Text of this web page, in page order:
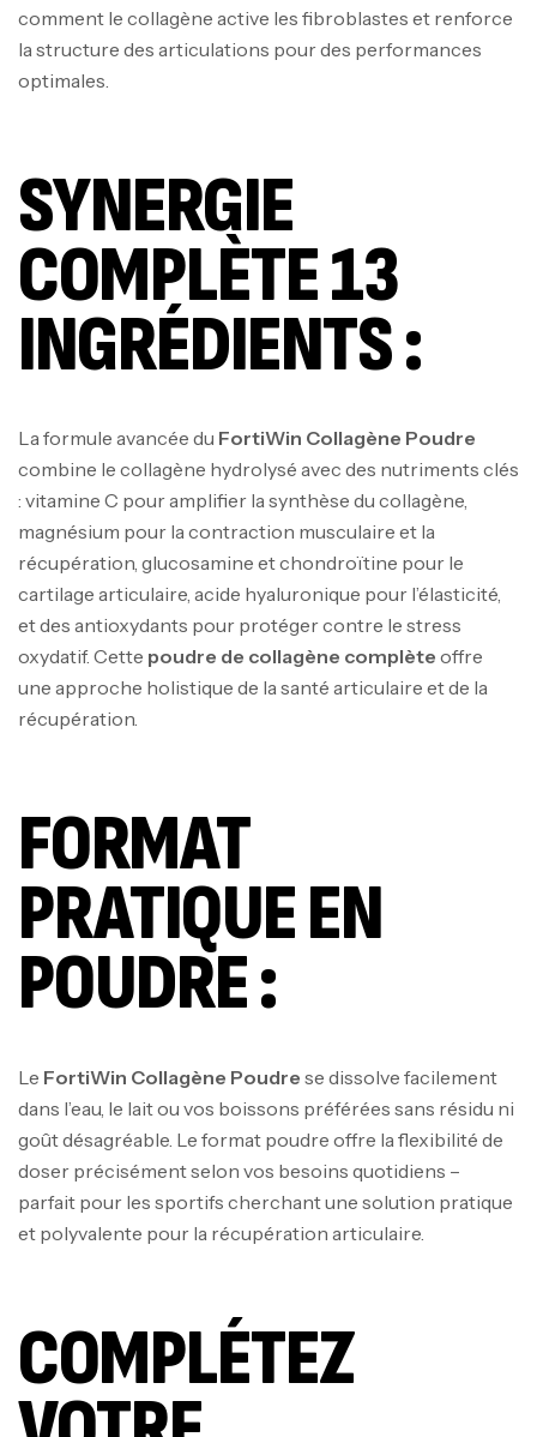
comment le collagène active les fibroblastes et renforce
la structure des articulations pour des performances
optimales.
SYNERGIE
COMPLÈTE 13
INGRÉDIENTS :
La formule avancée du FortiWin Collagène Poudre
combine le collagène hydrolysé avec des nutriments clés
: vitamine C pour amplifier la synthèse du collagène,
magnésium pour la contraction musculaire et la
récupération, glucosamine et chondroïtine pour le
cartilage articulaire, acide hyaluronique pour l’élasticité,
et des antioxydants pour protéger contre le stress
oxydatif. Cette poudre de collagène complète offre
une approche holistique de la santé articulaire et de la
récupération.
FORMAT
PRATIQUE EN
POUDRE :
Le FortiWin Collagène Poudre se dissolve facilement
dans l’eau, le lait ou vos boissons préférées sans résidu ni
goût désagréable. Le format poudre offre la flexibilité de
doser précisément selon vos besoins quotidiens –
parfait pour les sportifs cherchant une solution pratique
et polyvalente pour la récupération articulaire.
COMPLÉTEZ